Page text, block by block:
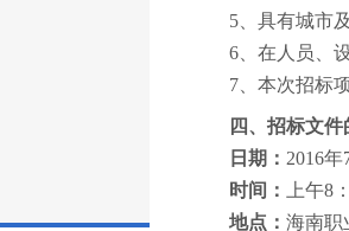
5 、具有城市
6 、在人员、
7 、本次招标
四、招标文件
日期： 2016年
时间：
上午8
地点： 海南职